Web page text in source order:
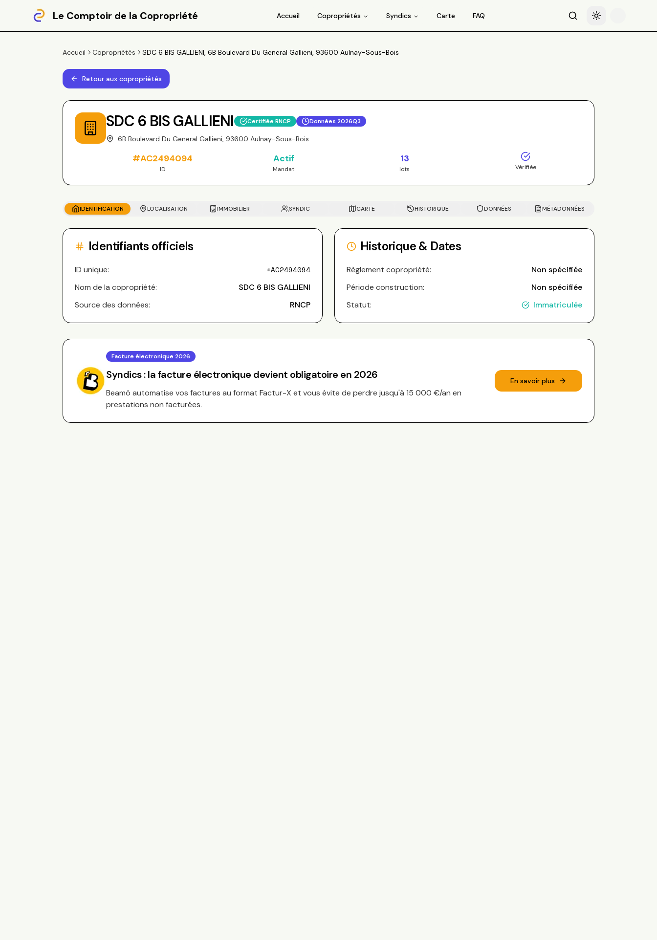
Le Comptoir de la Copropriété Accueil Copropriétés Syndics Carte FAQ RechercheBasculer le thème
Accueil Copropriétés SDC 6 BIS GALLIENI, 6B Boulevard Du General Gallieni, 93600 Aulnay-Sous-Bois
Retour aux copropriétés
SDC 6 BIS GALLIENI Certifiée RNCP Données 2026Q3
6B Boulevard Du General Gallieni, 93600 Aulnay-Sous-Bois
#AC2494094
ID
Actif
Mandat
13
lots Vérifiée
IDENTIFICATION LOCALISATION IMMOBILIER SYNDIC CARTE HISTORIQUE DONNÉES MÉTADONNÉES
Identifiants officiels
ID unique: #AC2494094
Nom de la copropriété:
SDC 6 BIS GALLIENI
Source des données:
RNCP
Historique & Dates
Règlement copropriété:
Non spécifiée
Période construction:
Non spécifiée
Statut:
Immatriculée
Facture électronique 2026
Syndics : la facture électronique devient obligatoire en 2026
Beamô automatise vos factures au format Factur-X et vous évite de perdre jusqu'à 15 000 €/an en
prestations non facturées.
En savoir plus